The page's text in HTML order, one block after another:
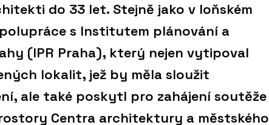
do 33 let. Stejně jako v loňském
s Institutem plánování a
(IPR Praha), který nejen vytipoval
lokalit, jež by měla sloužit
ale také poskytl pro zahájení soutěže
Centra architektury a městského